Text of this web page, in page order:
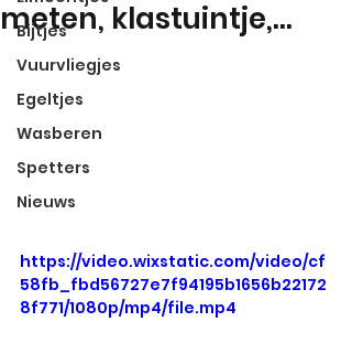
Bijtjes
Vuurvliegjes
Egeltjes
Wasberen
Spetters
Nieuws
meten, klastuintje,...
https://video.wixstatic.com/video/cf
58fb_fbd56727e7f94195b1656b22172
8f771/1080p/mp4/file.mp4